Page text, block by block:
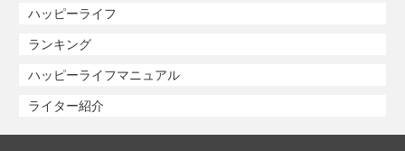
ハッピーライフ
ランキング
ハッピーライフマニュアル
ライター紹介